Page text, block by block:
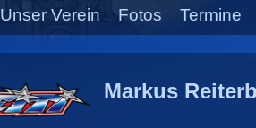
Unser Verein Fotos Termine
Markus